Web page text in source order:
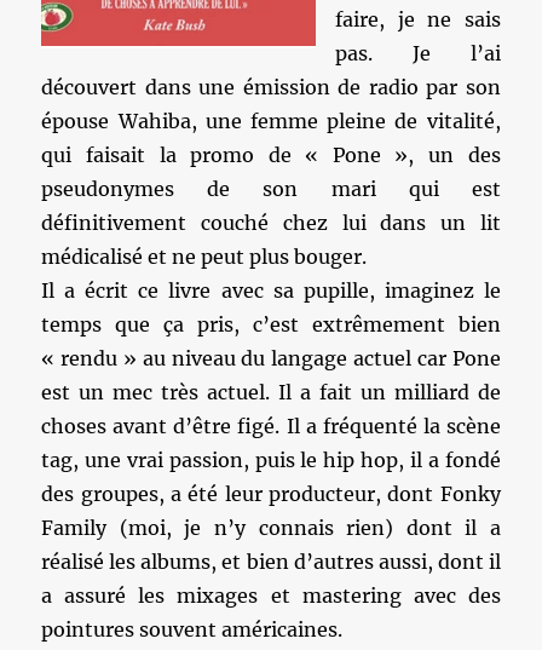
faire, je ne sais
pas. Je l’ai
découvert dans une émission de radio par son
épouse Wahiba, une femme pleine de vitalité,
qui faisait la promo de « Pone », un des
pseudonymes de son mari qui est
définitivement couché chez lui dans un lit
médicalisé et ne peut plus bouger.
Il a écrit ce livre avec sa pupille, imaginez le
temps que ça pris, c’est extrêmement bien
« rendu » au niveau du langage actuel car Pone
est un mec très actuel. Il a fait un milliard de
choses avant d’être figé. Il a fréquenté la scène
tag, une vrai passion, puis le hip hop, il a fondé
des groupes, a été leur producteur, dont Fonky
Family (moi, je n’y connais rien) dont il a
réalisé les albums, et bien d’autres aussi, dont il
a assuré les mixages et mastering avec des
pointures souvent américaines.